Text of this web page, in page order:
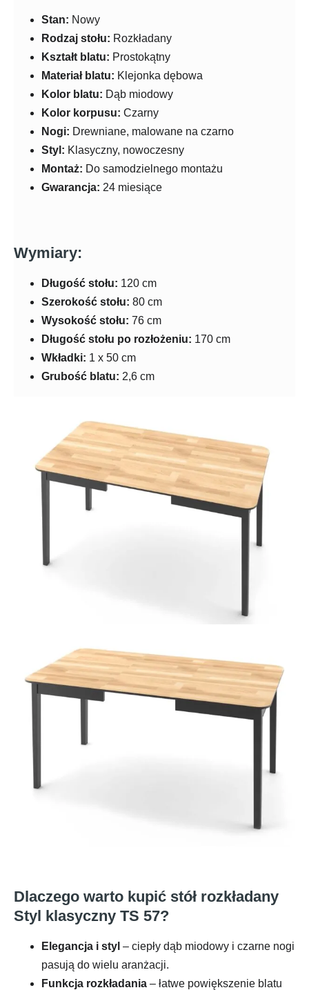
Stan: Nowy
Rodzaj stołu: Rozkładany
Kształt blatu: Prostokątny
Materiał blatu: Klejonka dębowa
Kolor blatu: Dąb miodowy
Kolor korpusu: Czarny
Nogi: Drewniane, malowane na czarno
Styl: Klasyczny, nowoczesny
Montaż: Do samodzielnego montażu
Gwarancja: 24 miesiące
Wymiary:
Długość stołu: 120 cm
Szerokość stołu: 80 cm
Wysokość stołu: 76 cm
Długość stołu po rozłożeniu: 170 cm
Wkładki: 1 x 50 cm
Grubość blatu: 2,6 cm
Dlaczego warto kupić stół rozkładany
Styl klasyczny TS 57?
Elegancja i styl – ciepły dąb miodowy i czarne nogi
pasują do wielu aranżacji.
Funkcja rozkładania – łatwe powiększenie blatu